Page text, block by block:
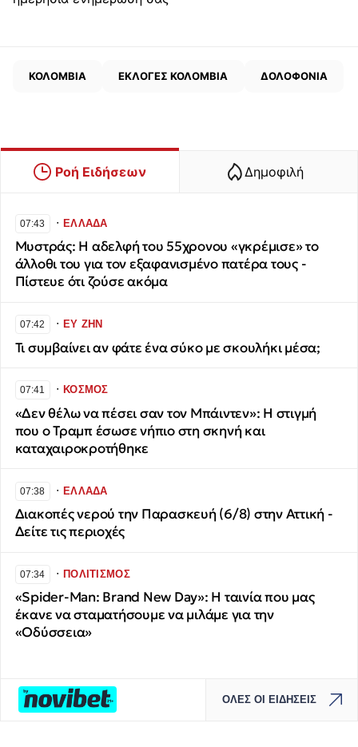
ΚΟΛΟΜΒΙΑ ΕΚΛΟΓΕΣ ΚΟΛΟΜΒΙΑ ΔΟΛΟΦΟΝΙΑ
Ροή Ειδήσεων Δημοφιλή
07:43 ∙ΕΛΛΑΔΑ
Μυστράς: Η αδελφή του 55χρονου «γκρέμισε» το
άλλοθι του για τον εξαφανισμένο πατέρα τους -
Πίστευε ότι ζούσε ακόμα
07:42 ∙ΕΥ ΖΗΝ
Τι συμβαίνει αν φάτε ένα σύκο με σκουλήκι μέσα;
07:41 ∙ΚΟΣΜΟΣ
«Δεν θέλω να πέσει σαν τον Μπάιντεν»: Η στιγμή
που ο Τραμπ έσωσε νήπιο στη σκηνή και
καταχαιροκροτήθηκε
07:38 ∙ΕΛΛΑΔΑ
Διακοπές νερού την Παρασκευή (6/8) στην Αττική -
Δείτε τις περιοχές
07:34 ∙ΠΟΛΙΤΙΣΜΟΣ
«Spider-Man: Brand New Day»: Η ταινία που μας
έκανε να σταματήσουμε να μιλάμε για την
«Οδύσσεια»
ΟΛΕΣ ΟΙ ΕΙΔΗΣΕΙΣ